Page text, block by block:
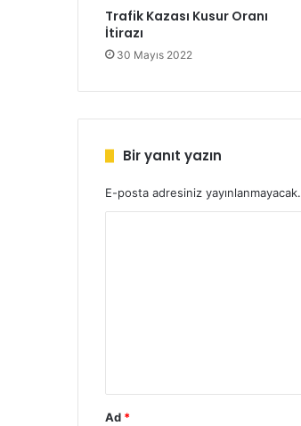
Trafik Kazası Kusur Oranı
İtirazı
30 Mayıs 2022
Bir yanıt yazın
E-posta adresiniz yayınlanmayacak.
Ad *